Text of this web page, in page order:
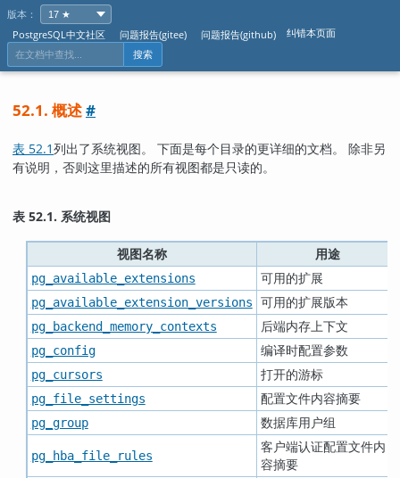
版本：
PostgreSQL中文社区
问题报告(gitee) 问题报告(github) 纠错本页面
搜索
52.1. 概述#
表 52.1列出了系统视图。 下面是每个目录的更详细的文档。 除非另
有说明，否则这里描述的所有视图都是只读的。
表 52.1. 系统视图
视图名称 用途
pg_available_extensions 可用的扩展
pg_available_extension_versions 可用的扩展版本
pg_backend_memory_contexts 后端内存上下文
pg_config 编译时配置参数
pg_cursors 打开的游标
pg_file_settings 配置文件内容摘要
pg_group 数据库用户组
pg_hba_file_rules
客户端认证配置文件内
容摘要